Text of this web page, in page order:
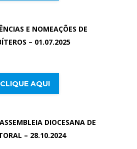
E NOMEAÇÕES DE
– 01.07.2025
CLIQUE AQUI
DIOCESANA DE
– 28.10.2024